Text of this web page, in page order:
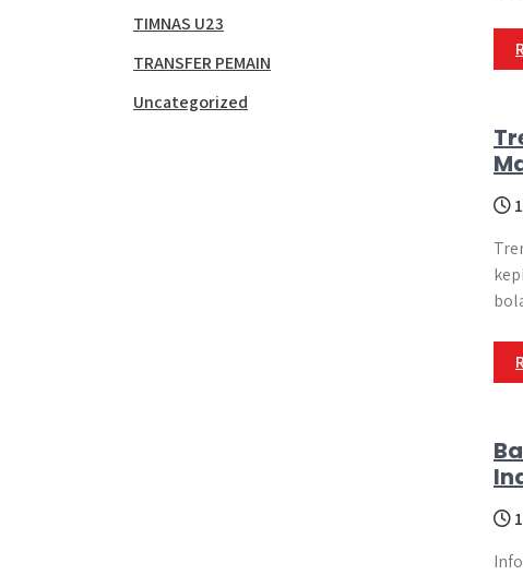
TIMNAS U23
TRANSFER PEMAIN
Uncategorized